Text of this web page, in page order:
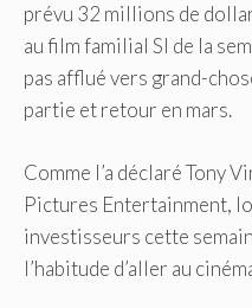
prévu 32 millions de
au film familial SI de la
pas afflué vers grand-
partie et retour en mars.
Comme l’a déclaré Tony
Pictures Entertainment,
investisseurs cette
l’habitude d’aller au